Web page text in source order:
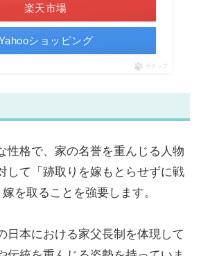
楽天市場
ショッピング
ポチップ
性格で、家の名誉を重んじる人物
して「跡取りを嫁もとらせずに戦
を取ることを強要します。
日本における家父長制を体現して